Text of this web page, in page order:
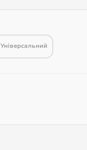
Універсальний